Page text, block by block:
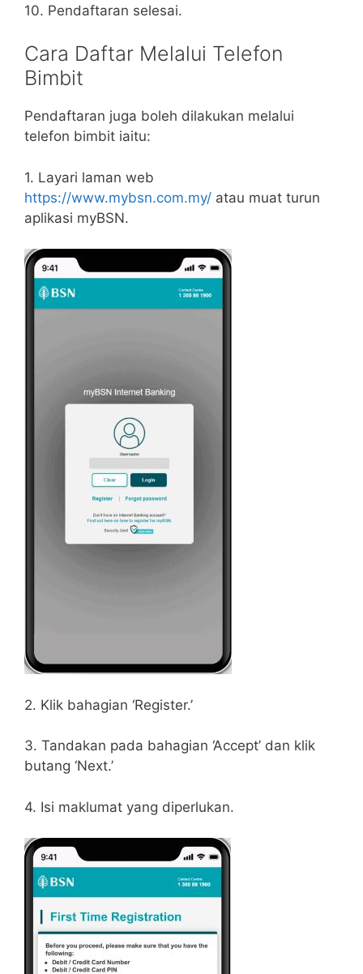
10. Pendaftaran selesai.
Cara Daftar Melalui Telefon
Bimbit
Pendaftaran juga boleh dilakukan melalui
telefon bimbit iaitu:
1. Layari laman web
https://www.mybsn.com.my/ atau muat turun
aplikasi myBSN.
2. Klik bahagian ‘Register.’
3. Tandakan pada bahagian ‘Accept’ dan klik
butang ‘Next.’
4. Isi maklumat yang diperlukan.